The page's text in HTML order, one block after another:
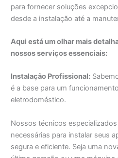
para fornecer soluções
desde a instalação até a
Aqui está um olhar mais
nossos serviços essenciais:
Instalação Profissional:
é a base para um
eletrodoméstico.
Nossos técnicos
necessárias para instalar seus
segura e eficiente. Seja uma